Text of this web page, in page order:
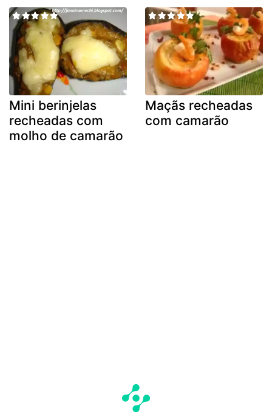
Mini berinjelas
recheadas com
molho de camarão
Maçãs recheadas
com camarão